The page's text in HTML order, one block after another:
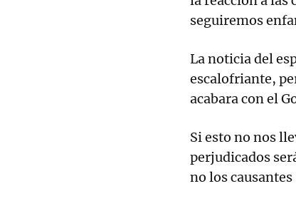
seguiremos
La noticia del
escalofriante,
acabara con el
Si esto no nos
perjudicados
no los causantes